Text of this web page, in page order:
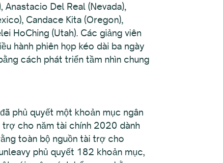
Del Real (Nevada),
Candace Kita (Oregon),
HoChing (Utah). Các giảng viên
hành phiên họp kéo dài ba ngày
cách phát triển tầm nhìn chung
phủ quyết một khoản mục ngân
cho năm tài chính 2020 dành
toàn bộ nguồn tài trợ cho
phủ quyết 182 khoản mục,